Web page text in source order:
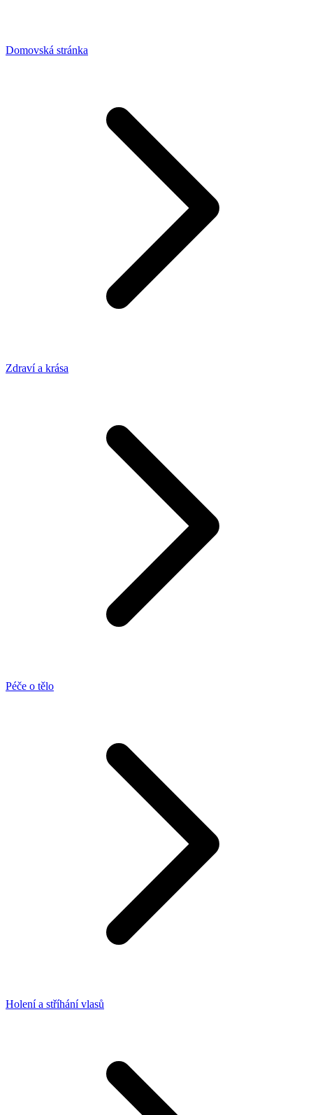
Domovská stránka
Zdraví a krása
Péče o tělo
Holení a stříhání vlasů